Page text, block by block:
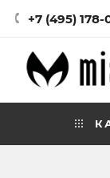
+7 (495)